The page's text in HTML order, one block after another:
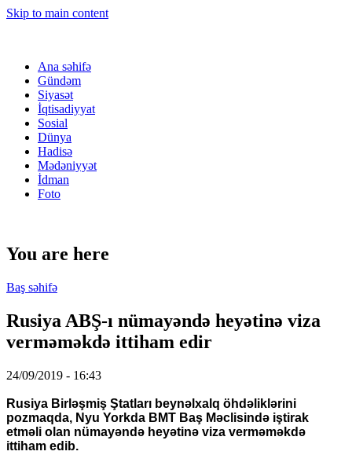
Skip to main content
Ana səhifə
Gündəm
Siyasət
İqtisadiyyat
Sosial
Dünya
Hadisə
Mədəniyyət
İdman
Foto
You are here
Baş səhifə
Rusiya ABŞ-ı nümayəndə heyətinə viza
verməməkdə ittiham edir
24/09/2019 - 16:43
Rusiya Birləşmiş Ştatları beynəlxalq öhdəliklərini
pozmaqda, Nyu Yorkda BMT Baş Məclisində iştirak
etməli olan nümayəndə heyətinə viza verməməkdə
ittiham edib.